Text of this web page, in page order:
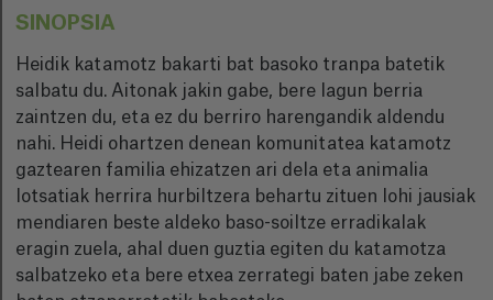
SINOPSIA
Heidik katamotz bakarti bat basoko tranpa batetik
salbatu du. Aitonak jakin gabe, bere lagun berria
zaintzen du, eta ez du berriro harengandik aldendu
nahi. Heidi ohartzen denean komunitatea katamotz
gaztearen familia ehizatzen ari dela eta animalia
lotsatiak herrira hurbiltzera behartu zituen lohi jausiak
mendiaren beste aldeko baso-soiltze erradikalak
eragin zuela, ahal duen guztia egiten du katamotza
salbatzeko eta bere etxea zerrategi baten jabe zeken